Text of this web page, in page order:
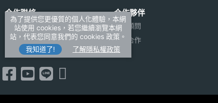
第三主
相機等
效焦距
25 mm
前相機
合作聯絡
廣告刊登
加入商店報價
新聞聯絡
合作夥伴
法律顧問
媒體合作
為了提供您更優質的個人化體驗，本網
站使用 cookies，若您繼續瀏覽本網
站，代表您同意我們的 cookies 政策。
我知道了!
了解隱私權政策